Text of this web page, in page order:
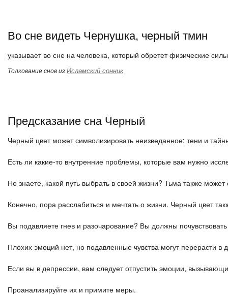
Во сне видеть Чернушка, черный тмин
указывает во сне на человека, который обретет физические
Толкование снов изИсламский сонник
Предсказание сна Черный
Черный цвет может символизировать неизведанное: тени и
Есть ли какие-то внутренние проблемы, которые вам нужно
Не знаете, какой путь выбрать в своей жизни? Тьма также
Конечно, пора расслабиться и мечтать о жизни. Черный цвет
Вы подавляете гнев и разочарование? Вы должны
Плохих эмоций нет, но подавленные чувства могут перерасти в
Если вы в депрессии, вам следует отпустить эмоции,
Проанализируйте их и примите меры.